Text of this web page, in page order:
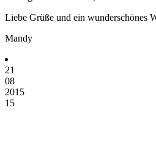
Liebe Grüße und ein wunderschönes
Mandy
21
08
2015
15